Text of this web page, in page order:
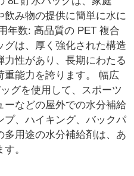
飲み物の提供に簡単に水に
年数: 高品質の PET 複合
は、厚く強化された構造
性があり、長期にわたる
重能力を誇ります。 幅広
グを使用して、スポーツ
ーなどの屋外での水分補給
プ、ハイキング、バックパ
多用途の水分補給剤は、あ
。